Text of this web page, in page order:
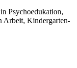
Psychoedukation,
Arbeit, Kindergarten-